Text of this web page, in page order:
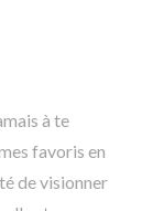
à te
favoris en
de visionner